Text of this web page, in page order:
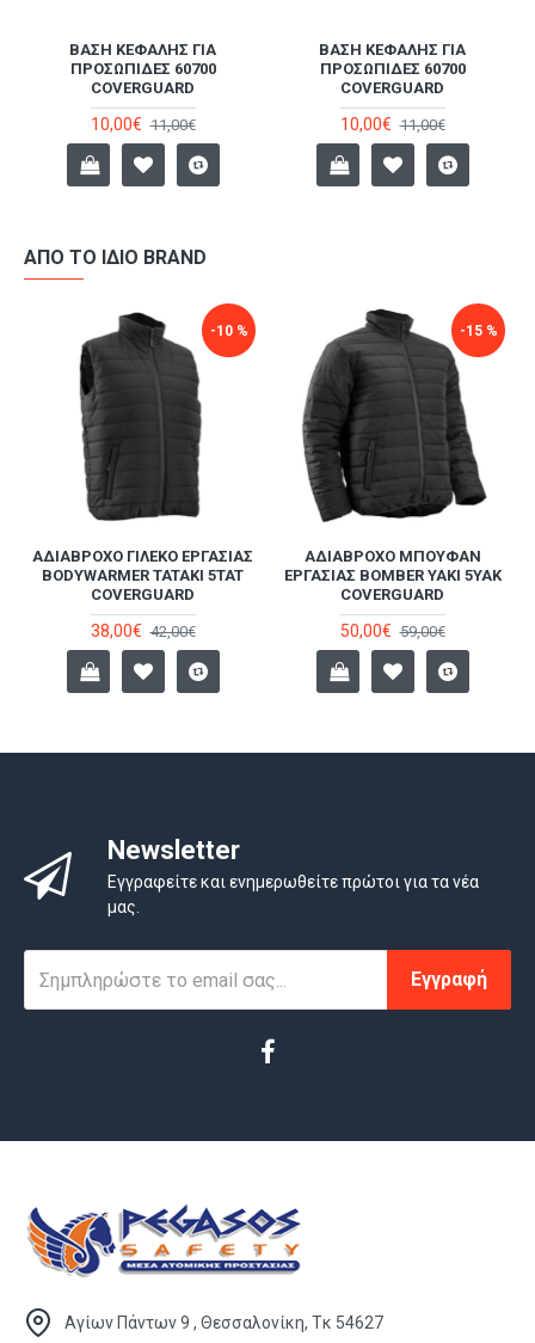
ΒΆΣΗ ΚΕΦΑΛΉΣ ΓΙΑ
ΠΡΟΣΩΠΊΔΕΣ 60700
COVERGUARD
10,00€ 11,00€
ΒΆΣΗ ΚΕΦΑΛΉΣ ΓΙΑ
ΠΡΟΣΩΠΊΔΕΣ 60700
COVERGUARD
10,00€ 11,00€
ΑΠΌ ΤΟ ΊΔΙΟ BRAND
-10 %
ΑΔΙΆΒΡΟΧΟ ΓΙΛΈΚΟ ΕΡΓΑΣΊΑΣ
BODYWARMER TATAKI 5TAT
COVERGUARD
38,00€ 42,00€
-15 %
ΑΔΙΆΒΡΟΧΟ ΜΠΟΥΦΆΝ
ΕΡΓΑΣΊΑΣ BOMBER YAKI 5YAK
COVERGUARD
50,00€ 59,00€
Newsletter
Εγγραφείτε και ενημερωθείτε πρώτοι για τα νέα
μας.
Εγγραφή
Αγίων Πάντων 9 , Θεσσαλονίκη, Τκ 54627